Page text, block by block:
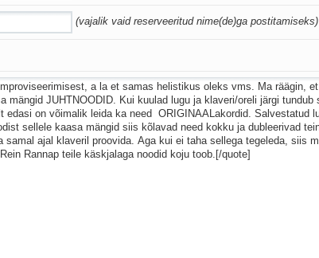
(vajalik vaid reserveeritud nime(de)ga postitamiseks)